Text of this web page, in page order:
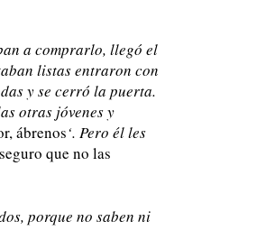
a comprarlo, llegó el
listas entraron con
y se cerró la puerta.
otras jóvenes y
ábrenos‘. Pero él les
que no las
porque no saben ni